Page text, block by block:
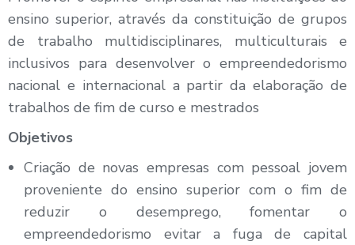
ensino superior, através da constituição de grupos
de trabalho multidisciplinares, multiculturais e
inclusivos para desenvolver o empreendedorismo
nacional e internacional a partir da elaboração de
trabalhos de fim de curso e mestrados
Objetivos
Criação de novas empresas com pessoal jovem
proveniente do ensino superior com o fim de
reduzir o desemprego, fomentar o
empreendedorismo evitar a fuga de capital